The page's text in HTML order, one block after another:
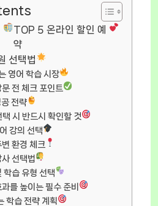
TOP 5 온라인 할인 예
약
선택법
영어 학습 시장
전 체크 포인트
전략
택 시 반드시 확인할 것
강의 선택
환경 체크
선택법
학습 유형 선택
를 높이는 필수 준비
학습 전략 계획